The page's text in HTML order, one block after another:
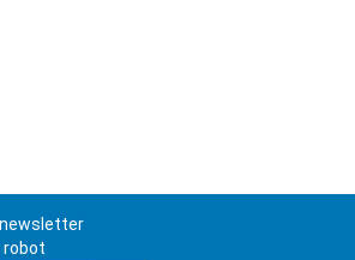
robot